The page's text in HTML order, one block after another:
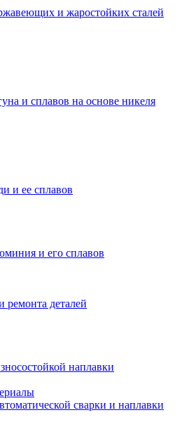
и жаростойких сталей
и сплавов на основе никеля
и ее сплавов
и его сплавов
ремонта деталей
наплавки
сварки и наплавки